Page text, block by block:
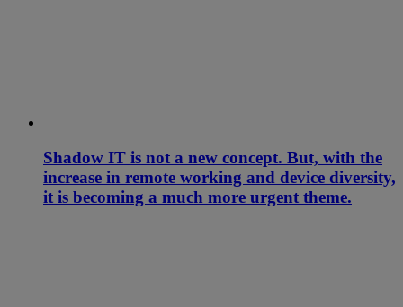
Shadow IT is not a new concept. But, with the
increase in remote working and device diversity,
it is becoming a much more urgent theme.